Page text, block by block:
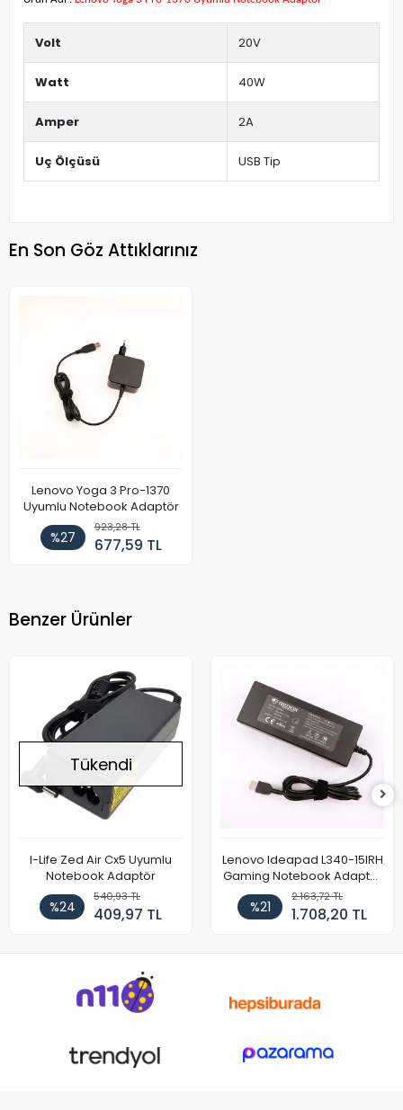
Volt 20V
Watt 40W
Amper 2A
Uç Ölçüsü USB Tip
En Son Göz Attıklarınız
Lenovo Yoga 3 Pro-1370
Uyumlu Notebook Adaptör
%27
923,28 TL
677,59 TL
Benzer Ürünler
Tükendi
I-Life Zed Air Cx5 Uyumlu
Notebook Adaptör
%24
540,93 TL
409,97 TL
Lenovo Ideapad L340-15IRH
Gaming Notebook Adaptör
Cihazı Şarj Aleti (150W)
%21
2.163,72 TL
1.708,20 TL